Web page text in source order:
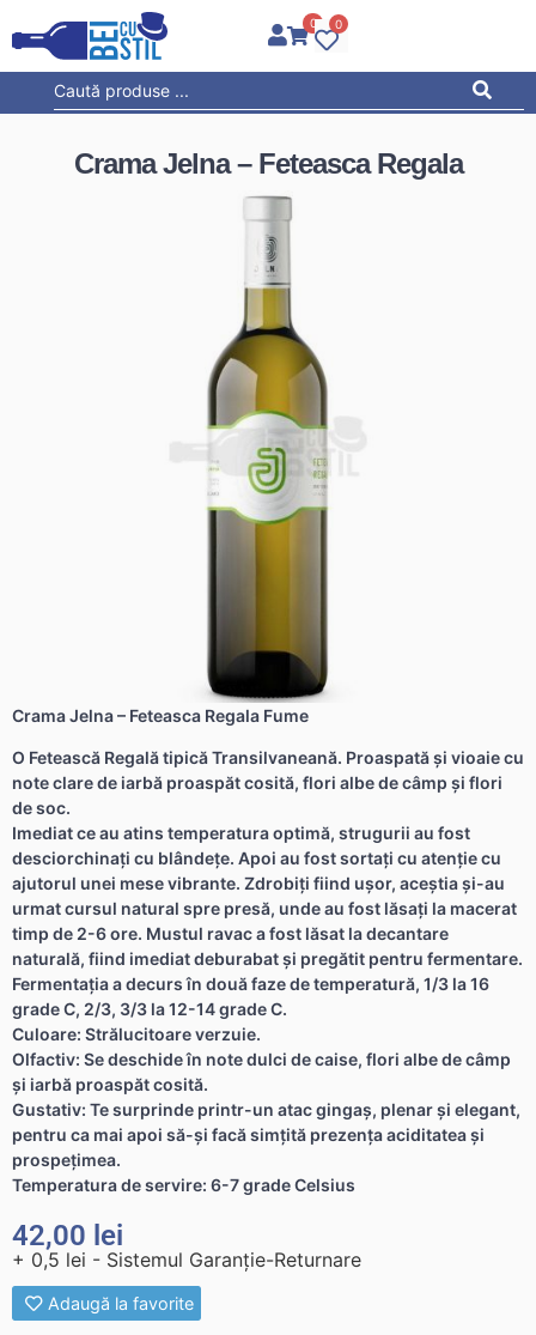
0 0
Crama Jelna – Feteasca Regala
Crama Jelna – Feteasca Regala Fume
O Fetească Regală tipică Transilvaneană. Proaspată şi vioaie cu
note clare de iarbă proaspăt cosită, flori albe de câmp şi flori
de soc.
Imediat ce au atins temperatura optimă, strugurii au fost
desciorchinaţi cu blândeţe. Apoi au fost sortaţi cu atenţie cu
ajutorul unei mese vibrante. Zdrobiţi fiind uşor, aceştia şi-au
urmat cursul natural spre presă, unde au fost lăsaţi la macerat
timp de 2-6 ore. Mustul ravac a fost lăsat la decantare
naturală, fiind imediat deburabat și pregătit pentru fermentare.
Fermentaţia a decurs în două faze de temperatură, 1/3 la 16
grade C, 2/3, 3/3 la 12-14 grade C.
Culoare: Strălucitoare verzuie.
Olfactiv: Se deschide în note dulci de caise, flori albe de câmp
şi iarbă proaspăt cosită.
Gustativ: Te surprinde printr-un atac gingaş, plenar şi elegant,
pentru ca mai apoi să-şi facă simţită prezenţa aciditatea şi
prospeţimea.
Temperatura de servire: 6-7 grade Celsius
42,00 lei
+ 0,5 lei - Sistemul Garanție-Returnare
Adaugă la favorite